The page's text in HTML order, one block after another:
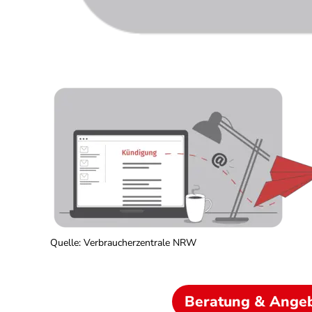
Quelle: Verbraucherzentrale NRW
Beratung &